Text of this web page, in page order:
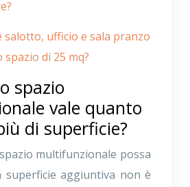
salotto, ufficio e sala pranzo
spazio di 25 mq?
spazio
vale quanto
di superficie?
multifunzionale possa
superficie aggiuntiva non è